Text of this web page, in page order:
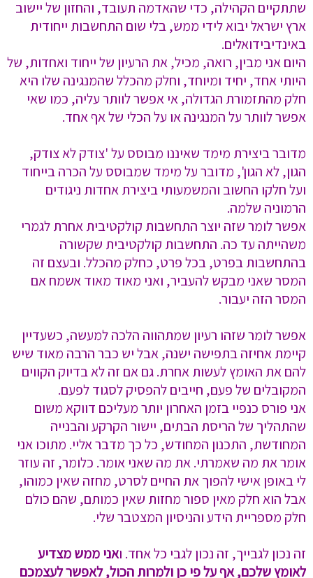
שתתקיים הקהילה, כדי שהאדמה תעובד, והחזון של יישוב
ארץ ישראל יבוא לידי ממש, בלי שום התחשבות ייחודית
באינדיבידואלים.
היום אני מבין, רואה, מכיל, את הרעיון של ייחוד ואחדות, של
היותי אחד, יחיד ומיוחד, וחלק מהכלל שהמנגינה שלו היא
חלק מהתזמורת הגדולה, אי אפשר לוותר עליה, כמו שאי
אפשר לוותר על המנגינה או על הכלי של אף אחד.
מדובר ביצירת מימד שאיננו מבוסס על 'צודק לא צודק,
הגון, לא הגון', מדובר על מימד שמבוסס על הכרה בייחוד
ועל חלקו החשוב והמשמעותי ביצירת אחדות ניגודים
הרמוניה שלמה.
אפשר לומר שזה יוצר התחשבות קולקטיבית אחרת לגמרי
משהייתה עד כה. התחשבות קולקטיבית שקשורה
בהתחשבות בפרט, בכל פרט, כחלק מהכלל. ובעצם זה
המסר שאני מבקש להעביר, ואני מאוד מאוד אשמח אם
המסר הזה יעבור.
אפשר לומר שזהו רעיון שמתהווה הלכה למעשה, כשעדיין
קיימת אחיזה בתפישה ישנה, אבל יש כבר הרבה מאוד שיש
להם את האומץ לעשות אחרת. גם אם זה לא בדיוק הקווים
המקובלים של פעם, חייבים להפסיק לסגוד לפעם.
אני פורס כנפיי בזמן האחרון יותר מעליכם דווקא משום
שהתהליך של הריסת הבתים, יישור הקרקע והבנייה
המחודשת, התכנון המחודש, כל כך מדבר אליי. מתוכו אני
אומר את מה שאמרתי. את מה שאני אומר. כלומר, זה עוזר
לי באופן אישי להפוך את החיים לסרט, מחזה שאין כמוהו,
אבל הוא חלק מאין ספור מחזות שאין כמותם, שהם כולם
חלק מספריית הידע והניסיון המצטבר שלי.
זה נכון לגבייך, זה נכון לגבי כל אחד. ואני ממש מצדיע
לאומץ שלכם, אף על פי כן ולמרות הכול, לאפשר לעצמכם